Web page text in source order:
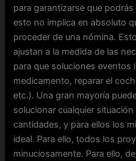
para garantizarse que
esto no implica en absoluto
proceder de una nómina.
ajustan a la medida de las
para que soluciones eventos
medicamento, reparar el
etc.). Una gran mayoría
solucionar cualquier
cantidades, y para ellos los
ideal. Para ello, todos los
minuciosamente. Para ello,